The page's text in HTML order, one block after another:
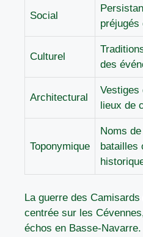
Social
préjugés
Culturel
des
Architectural
Vestiges
lieux de
Toponymique
Noms
batailles
La guerre des
centrée sur les
échos en Basse-